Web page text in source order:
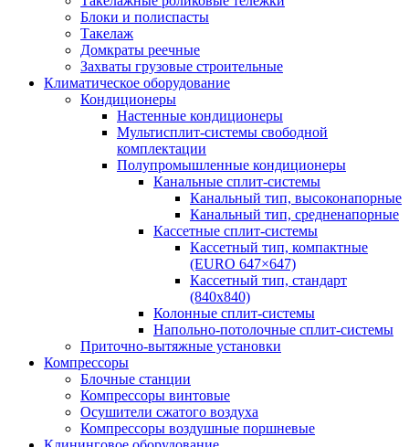
Блоки и полиспасты
Такелаж
Домкраты реечные
Захваты грузовые строительные
Климатическое оборудование
Кондиционеры
Настенные кондиционеры
Мультисплит-системы свободной
комплектации
Полупромышленные кондиционеры
Канальные сплит-системы
Канальный тип, высоконапорные
Канальный тип, средненапорные
Кассетные сплит-системы
Кассетный тип, компактные
(EURO 647×647)
Кассетный тип, стандарт
(840х840)
Колонные сплит-системы
Напольно-потолочные сплит-системы
Приточно-вытяжные установки
Компрессоры
Блочные станции
Компрессоры винтовые
Осушители сжатого воздуха
Компрессоры воздушные поршневые